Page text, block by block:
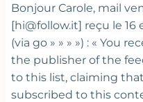
Bonjour Carole, mail
[hi@follow.it] reçu le
(via go » » » ») : « You
the publisher of the
to this list, claiming
subscribed to this